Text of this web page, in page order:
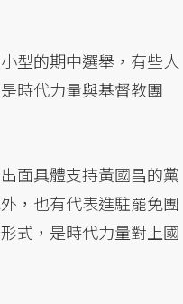
型的期中選舉，有些人
時代力量與基督教團
面具體支持黃國昌的黨
，也有代表進駐罷免團
式，是時代力量對上國